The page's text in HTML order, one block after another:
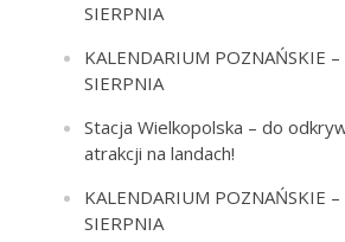
SIERPNIA
KALENDARIUM POZNAŃSKIE –
SIERPNIA
Stacja Wielkopolska – do
atrakcji na landach!
KALENDARIUM POZNAŃSKIE –
SIERPNIA